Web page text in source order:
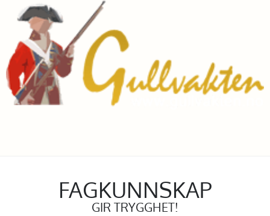
FAGKUNNSKAP
GIR TRYGGHET!